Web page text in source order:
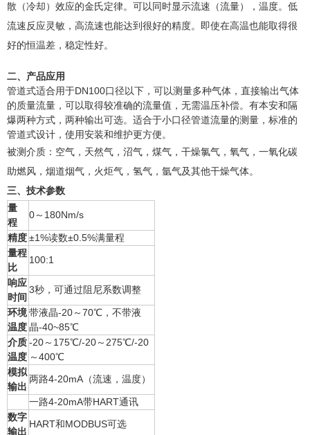
散（冷却）效应的金氏定律。可以同时显示流速（流量），温度。低
流速反应灵敏，高流速也能达到很好的精度。即使在高温也能取得很
好的恒温差，稳定性好。
二、产品应用
管道式适合用于DN100口径以下，可以测量多种气体，直接输出气体
的质量流量，可以取得较准确的流量值，无需温压补偿。有本安和隔
爆两种方式，两种输出可选。适合于小口径管道流量的测量，标准的
管道式设计，使用安装和维护更方便。
被测介质：空气，天然气，沼气，煤气，干燥氯气，氧气，一氧化碳
助燃风，烟道烟气，火炬气，氢气，氩气及其他干燥气体。
三、技术参数
量
程
0～ 180Nm/s
精度±1%读数±0.5%满量程
量程
比
100:1
响应
时间
3秒，可通过阻尼系数调整
环境
温度
带液晶-20～70℃，不带液
晶-40~85℃
介质
温度
-20～175℃/-20～275℃/-20
～400℃
模拟
输出
两路4-20mA（流速，温度）
一路4-20mA带HART通讯
数字
输出
HART和MODBUS可选